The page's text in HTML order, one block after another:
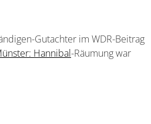
Gutachter im WDR-Beitrag
Hannibal-Räumung war
Entscheidung des OVG